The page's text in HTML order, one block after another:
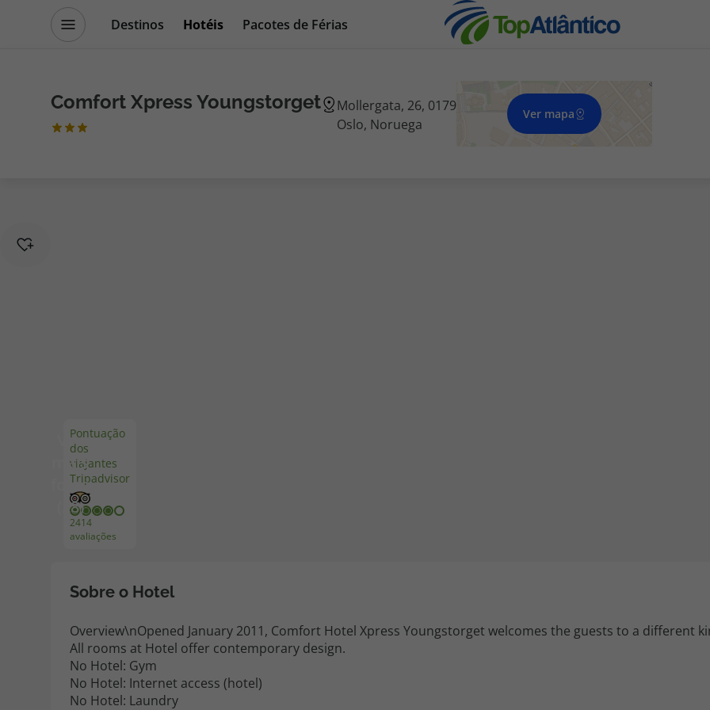
Destinos Hotéis
Pacotes de Férias
Disneyland ® Paris
Comfort Xpress Youngstorget
Mollergata, 26, 0179
Oslo, Noruega
Ver mapa
Pontuação
dos
viajantes
Tripadvisor
2414
avaliações
Ver
mais
fotos
(28)
Sobre o Hotel
Overview\nOpened January 2011, Comfort Hotel Xpress Youngstorget welcomes the guests to a different
All rooms at Hotel offer contemporary design.
No Hotel: Gym
No Hotel: Internet access (hotel)
No Hotel: Laundry